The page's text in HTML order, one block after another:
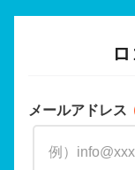
メールアドレス